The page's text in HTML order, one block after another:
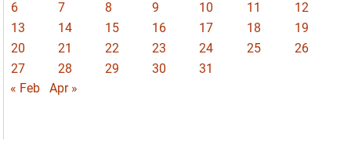
6
7 8 9 10 11
12
13
14 15 16 17 18
19
20
21 22 23 24 25
26
27
28 29 30
31
« Feb
Apr »